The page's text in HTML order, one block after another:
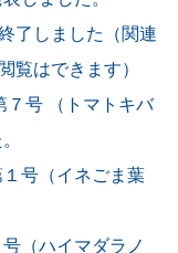
了しました（関連
覧はできます）
７号 （トマトキバ
号（イネごま葉
（ハイマダラノ